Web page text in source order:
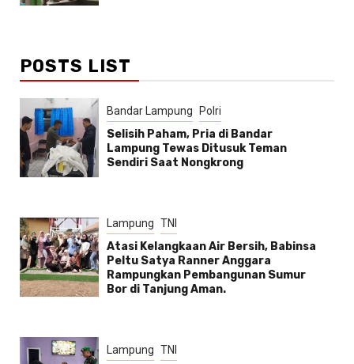
POSTS LIST
Bandar Lampung Polri
Selisih Paham, Pria di Bandar
Lampung Tewas Ditusuk Teman
Sendiri Saat Nongkrong
Lampung TNI
Atasi Kelangkaan Air Bersih, Babinsa
Peltu Satya Ranner Anggara
Rampungkan Pembangunan Sumur
Bor di Tanjung Aman.
Lampung TNI